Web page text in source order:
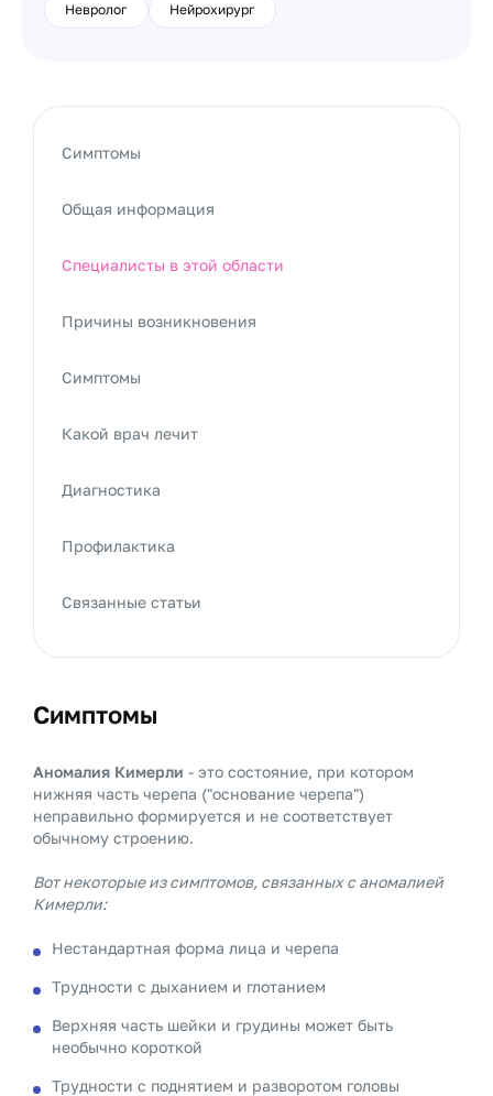
Невролог Нейрохирург
Симптомы
Аномалия Кимерли - это состояние, при котором
нижняя часть черепа ("основание черепа")
неправильно формируется и не соответствует
обычному строению.
Вот некоторые из симптомов, связанных с аномалией
Кимерли:
Нестандартная форма лица и черепа
Трудности с дыханием и глотанием
Верхняя часть шейки и грудины может быть
необычно короткой
Трудности с поднятием и разворотом головы
Симптомы
Общая информация
Специалисты в этой области
Причины возникновения
Симптомы
Какой врач лечит
Диагностика
Профилактика
Связанные статьи